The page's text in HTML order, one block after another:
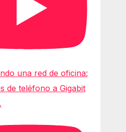
una red de oficina:
de teléfono a Gigabit